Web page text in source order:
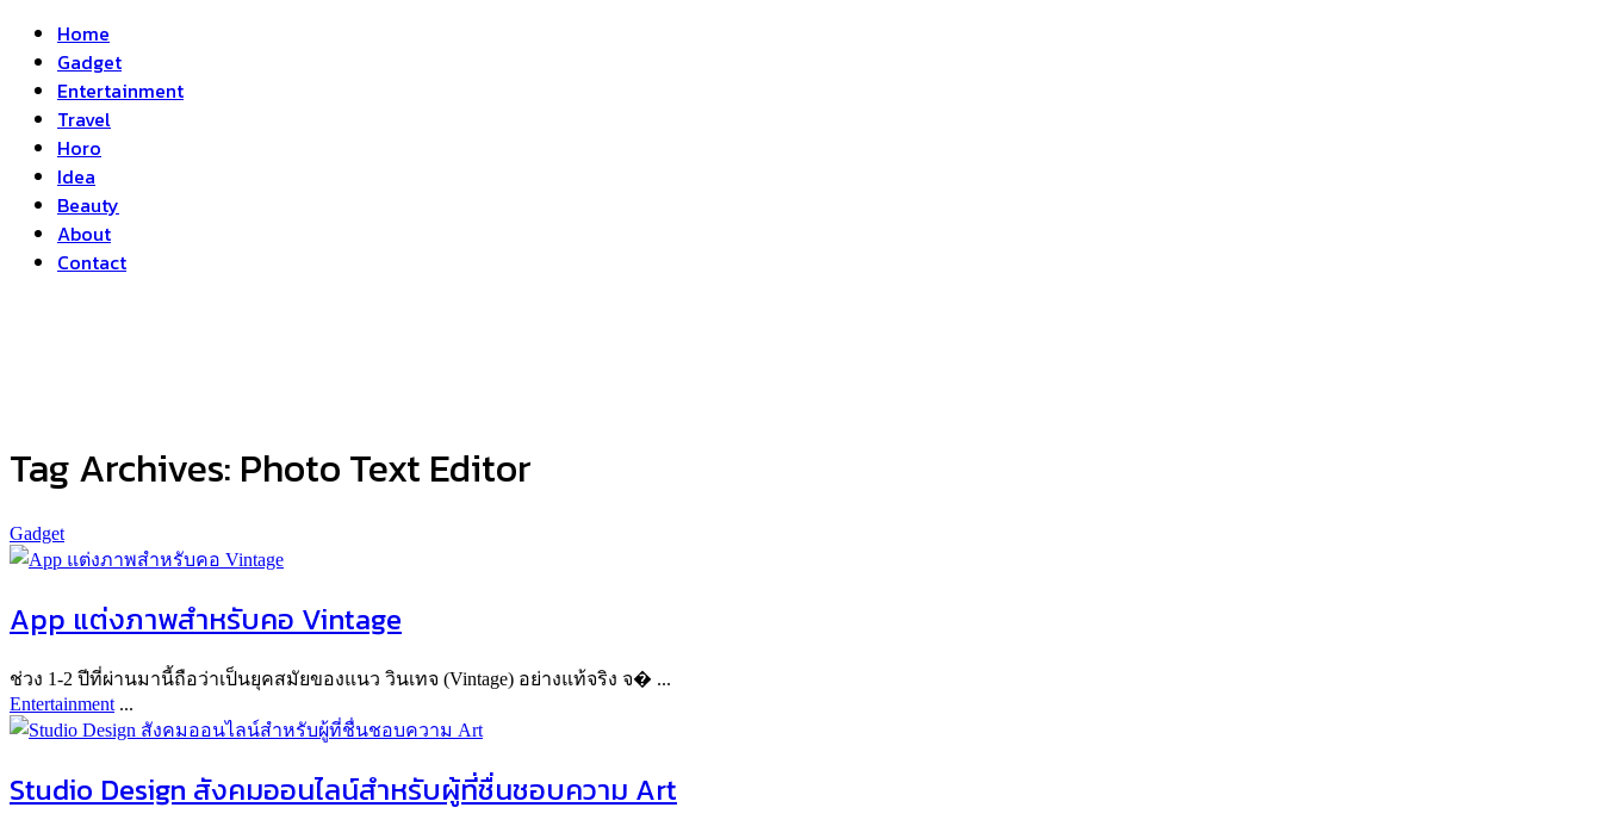
Home
Gadget
Entertainment
Travel
Horo
Idea
Beauty
About
Contact
Tag Archives: Photo Text Editor
Gadget
App แต่งภาพสำหรับคอ Vintage
ช่วง 1-2 ปีที่ผ่านมานี้ถือว่าเป็นยุคสมัยของแนว วินเทจ (Vintage) อย่างแท้จริง จ� ...
Entertainment ...
Studio Design สังคมออนไลน์สำหรับผู้ที่ชื่นชอบความ Art